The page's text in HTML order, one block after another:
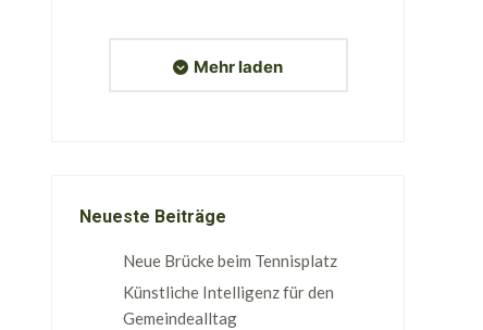
Mehr laden
Neueste Beiträge
Neue Brücke beim Tennisplatz
Künstliche Intelligenz für den
Gemeindealltag